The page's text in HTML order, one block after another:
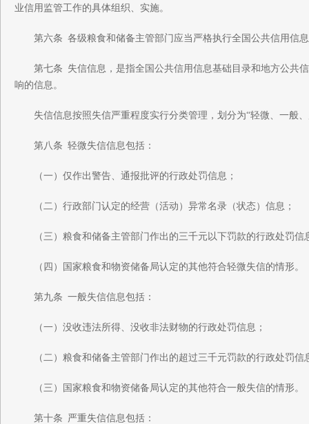
业信用监管工作的具体组织、实施。
第六条 各级粮食和储备主管部门应当严格执行全国公共信用信息
第七条 失信信息，是指全国公共信用信息基础目录和地方公共信
响的信息。
失信信息按照失信严重程度实行分类管理，划分为“轻微、一般、
第八条 轻微失信信息包括：
（一）仅作出警告、通报批评的行政处罚信息；
（二）行政部门认定的经营（活动）异常名录（状态）信息；
（三）粮食和储备主管部门作出的三千元以下罚款的行政处罚信
（四）国家粮食和物资储备局认定的其他符合轻微失信的情形。
第九条 一般失信信息包括：
（一）没收违法所得、没收非法财物的行政处罚信息；
（二）粮食和储备主管部门作出的超过三千元罚款的行政处罚信
（三）国家粮食和物资储备局认定的其他符合一般失信的情形。
第十条 严重失信信息包括：